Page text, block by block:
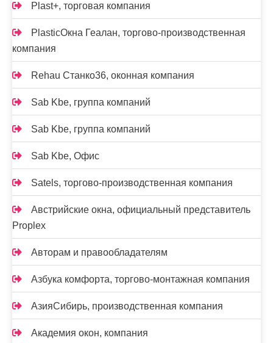
Plast+, торговая компания
PlasticОкна Геалан, торгово-производственная
компания
Rehau Станко36, оконная компания
Sab Kbe, группа компаний
Sab Kbe, группа компаний
Sab Kbe, Офис
Satels, торгово-производственная компания
Австрийские окна, официальный представитель
Proplex
Авторам и правообладателям
Азбука комфорта, торгово-монтажная компания
АзияСибирь, производственная компания
Академия окон, компания